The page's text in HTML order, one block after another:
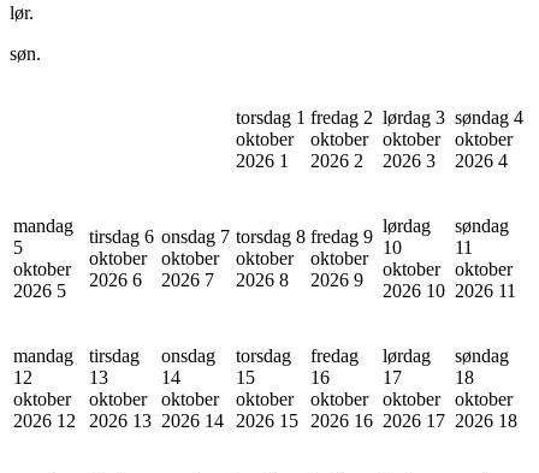
lør.
søn.
torsdag 1
oktober
2026 1
fredag 2
oktober
2026 2
lørdag 3
oktober
2026 3
søndag 4
oktober
2026 4
mandag
5
oktober
2026 5
tirsdag 6
oktober
2026 6
onsdag 7
oktober
2026 7
torsdag 8
oktober
2026 8
fredag 9
oktober
2026 9
lørdag
10
oktober
2026 10
søndag
11
oktober
2026 11
mandag
12
oktober
2026 12
tirsdag
13
oktober
2026 13
onsdag
14
oktober
2026 14
torsdag
15
oktober
2026 15
fredag
16
oktober
2026 16
lørdag
17
oktober
2026 17
søndag
18
oktober
2026 18